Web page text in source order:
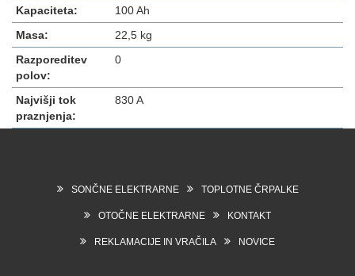
Kapaciteta:
100 Ah
Masa:
22,5 kg
Razporeditev
polov:
0
Najvišji tok
praznjenja:
830 A
SONČNE ELEKTRARNE TOPLOTNE ČRPALKE
OTOČNE ELEKTRARNE KONTAKT
REKLAMACIJE IN VRAČILA NOVICE